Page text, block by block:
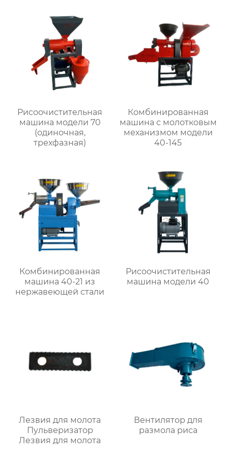
Рисоочистительная
машина модели 70
(одиночная,
трехфазная)
Комбинированная
машина с молотковым
механизмом модели
40-145
Комбинированная
машина 40-21 из
нержавеющей стали
Рисоочистительная
машина модели 40
Лезвия для молота
Пульверизатор
Лезвия для молота
Вентилятор для
размола риса